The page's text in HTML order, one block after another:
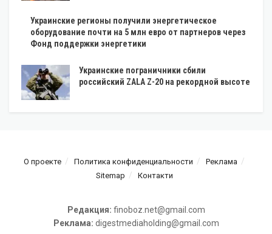
Украинские регионы получили энергетическое
оборудование почти на 5 млн евро от партнеров через
Фонд поддержки энергетики
Украинские пограничники сбили
российский ZALA Z-20 на рекордной высоте
О проекте Политика конфиденциальности
Реклама
Sitemap
Контакти
Редакция: finoboz.net@gmail.com
Реклама: digestmediaholding@gmail.com